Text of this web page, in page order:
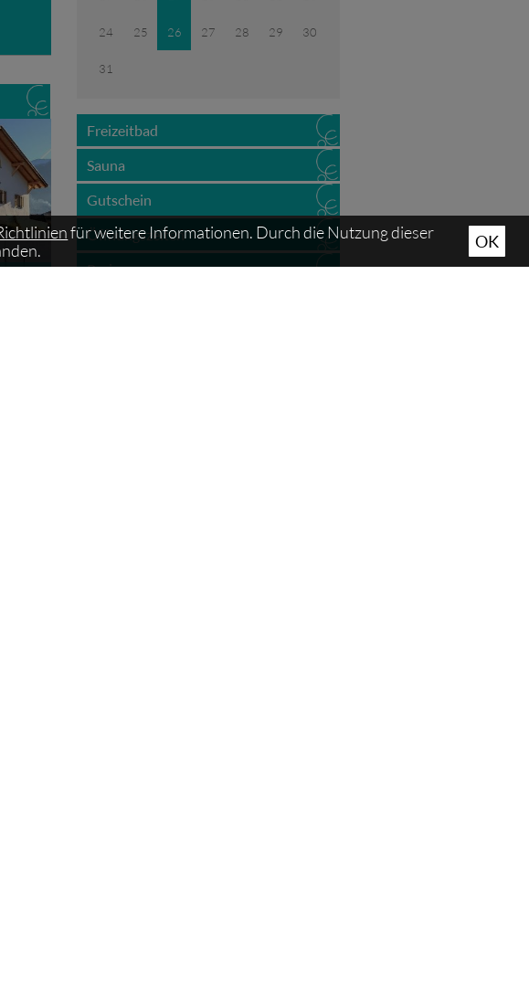
24 25 26 27 28 29 30
31
Freizeitbad
Sauna
Gutschein
Öffnungszeiten
Preise
für weitere Informationen. Durch die Nutzung dieser
OK